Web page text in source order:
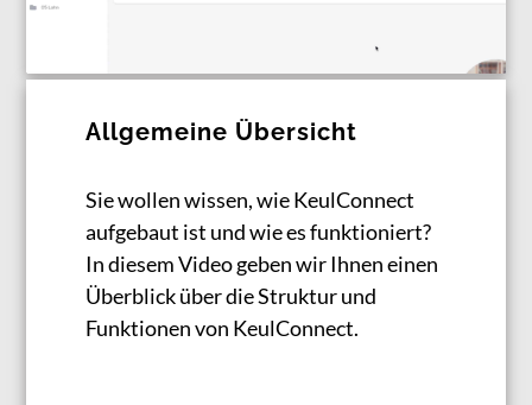
Allgemeine Übersicht
Sie wollen wissen, wie KeulConnect
aufgebaut ist und wie es funktioniert?
In diesem Video geben wir Ihnen einen
Überblick über die Struktur und
Funktionen von KeulConnect.